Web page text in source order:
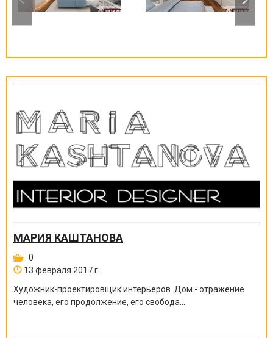
МАРИЯ КАШТАНОВА
0
13 февраля 2017 г.
Художник-проектировщик интерьеров. Дом - отражение
человека, его продолжение, его свобода...